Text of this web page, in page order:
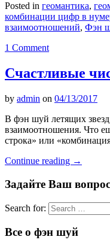
Posted in геомантика,
комбинации цифр в
взаимоотношений, Фэн
1 Comment
Счастливые
by admin on 04/13/2017
В фэн шуй летящих
взаимоотношения. Что
строка» или
Continue reading →
Задайте Ваш
Search for:
Все о фэн шуй